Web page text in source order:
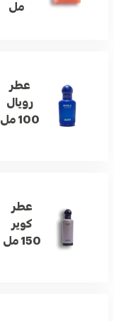
مل
عطر
رويال
100 مل
عطر
كوير
150 مل